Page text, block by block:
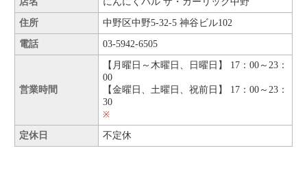
住所 中野区中野5-32-5 神谷ビル102
電話 03-5942-6505
営業時間
【月曜日～木曜日、日曜日】 17：00～23：
00
【金曜日、土曜日、祝前日】 17：00～23：
30
※
定休日 不定休